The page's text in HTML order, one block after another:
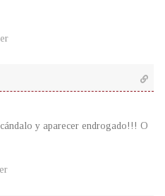
y aparecer endrogado!!! O